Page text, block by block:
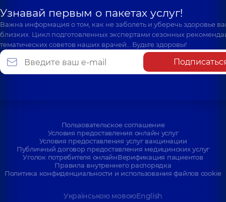
Узнавай первым о пакетах услуг!
Важна информация о том, как не заболеть и уберечь здоровье
близких. Цикл подготовленных экспертами сезонных
тематических советов наших врачей… Будьте здоровы!
Пользовательское соглашение
Условия предоставления онлайн услуг
Условия предоставления услуг вакцинации
Публичный договор предоставления медицинских услуг
Уголок потребителя онлайнВерификация пациентов
Правила внутреннего распорядка
Политика конфиденциальности и использования файлов cookie
Українською мовоюEnglish